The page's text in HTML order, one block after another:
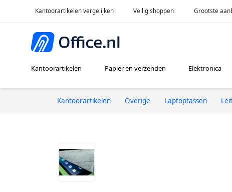
Kantoorartikelen vergelijken Veilig shoppen Grootste
Kantoorartikelen Papier en verzenden Elektronica
Kantoorartikelen Overige Laptoptassen